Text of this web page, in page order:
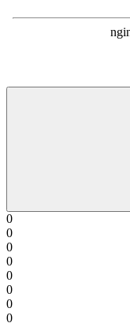
0
0
0
0
0
0
0
0